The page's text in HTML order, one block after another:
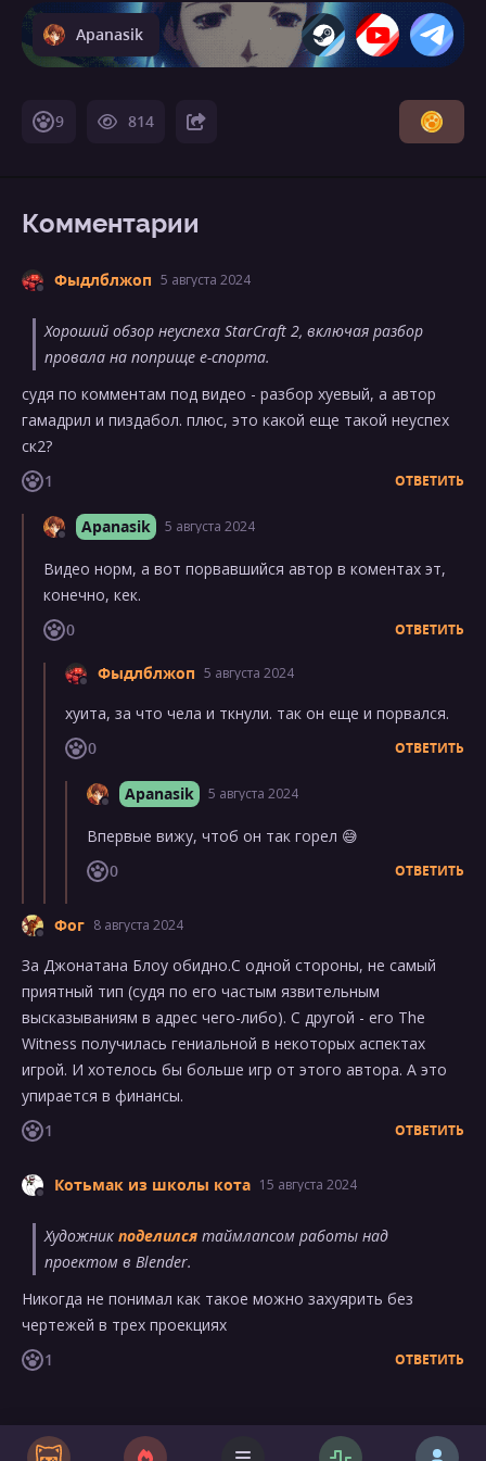
Apanasik
9 814
Комментарии
Фыдлблжоп 5 августа 2024
Хороший обзор неуспеха StarCraft 2, включая разбор
провала на поприще e-спорта.
судя по комментам под видео - разбор хуевый, а автор
гамадрил и пиздабол. плюс, это какой еще такой неуспех
ск2?
1
ОТВЕТИТЬ
Apanasik 5 августа 2024
Видео норм, а вот порвавшийся автор в коментах эт,
конечно, кек.
0
ОТВЕТИТЬ
Фыдлблжоп 5 августа 2024
хуита, за что чела и ткнули. так он еще и порвался.
0
ОТВЕТИТЬ
Apanasik 5 августа 2024
Впервые вижу, чтоб он так горел 😅
0
ОТВЕТИТЬ
Фог 8 августа 2024
За Джонатана Блоу обидно.С одной стороны, не самый
приятный тип (судя по его частым язвительным
высказываниям в адрес чего-либо). С другой - его The
Witness получилась гениальной в некоторых аспектах
игрой. И хотелось бы больше игр от этого автора. А это
упирается в финансы.
1
ОТВЕТИТЬ
Котьмак из школы кота 15 августа 2024
Художник поделился таймлапсом работы над
проектом в Blender.
Никогда не понимал как такое можно захуярить без
чертежей в трех проекциях
1
ОТВЕТИТЬ